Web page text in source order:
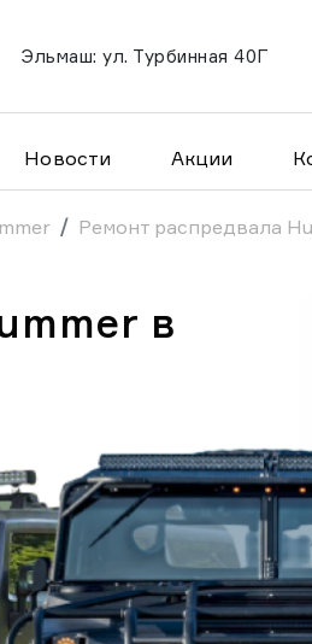
Эльмаш: ул. Турбинная 40Г
Новости Акции
Ремонт распредвала
в